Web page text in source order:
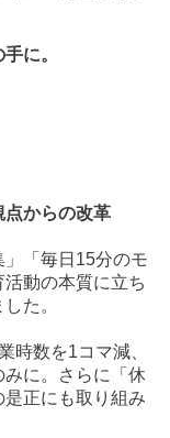
に。
点からの改革
「毎日15分のモ
動の本質に立ち
た。
時数を1コマ減、
に。さらに「休
正にも取り組み